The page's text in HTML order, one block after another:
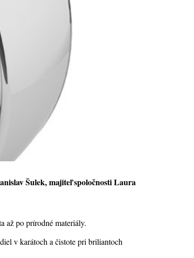
Šulek, majiteľ spoločnosti Laura
až po prírodné materiály.
v karátoch a čistote pri briliantoch